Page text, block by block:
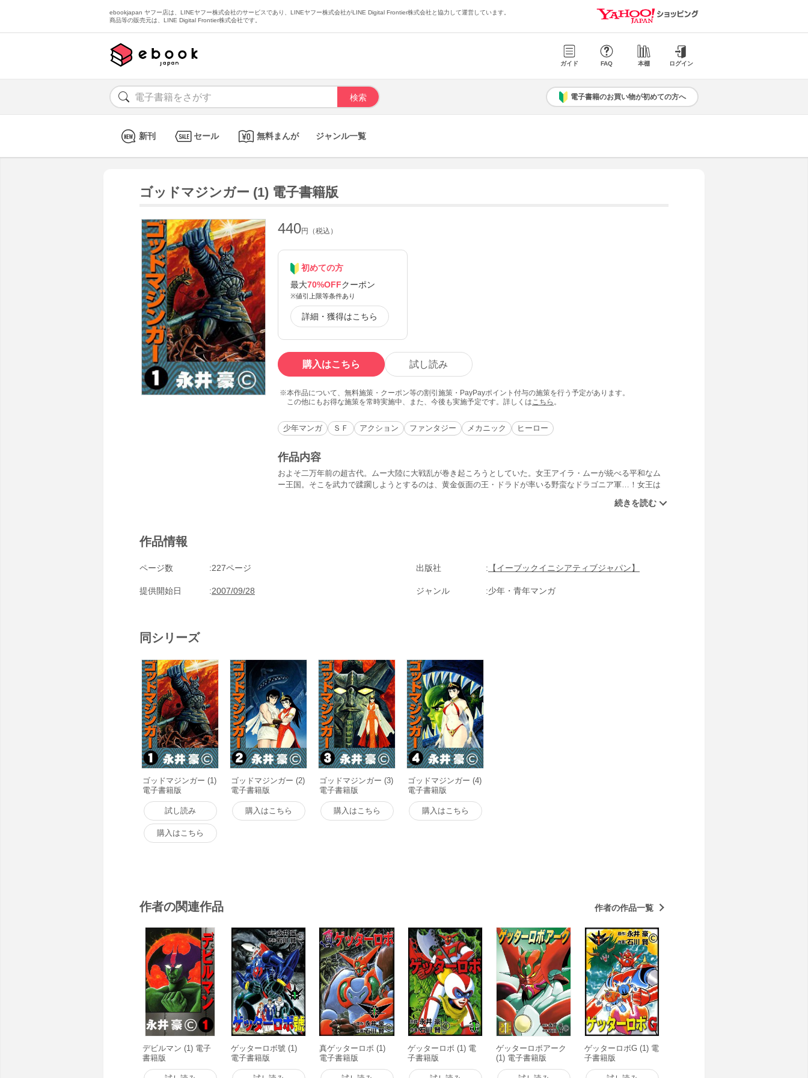
ebookjapan ヤフー店は、LINEヤフー株式会社のサービスであり、LINEヤフー株式会社がLINE Digital Frontier株式会社と協力して運営しています。
商品等の販売元は、LINE Digital Frontier株式会社です。
ガイド FAQ 本棚 ログイン
電子書籍のお買い物が初めての方へ
新刊 セール 無料まんが ジャンル一覧
ゴッドマジンガー (1) 電子書籍版
440円（税込）
初めての方
最大70%OFFクーポン
※値引上限等条件あり
詳細・獲得はこちら
購入はこちら 試し読み
本作品について、無料施策・クーポン等の割引施策・PayPayポイント付与の施策を行う予定があります。
この他にもお得な施策を常時実施中、また、今後も実施予定です。詳しくは こちら 。
少年マンガ ＳＦ アクション ファンタジー メカニック ヒーロー
作品内容
およそ二万年前の超古代。ムー大陸に大戦乱が巻き起ころうとしていた。女王アイラ・ムーが統べる平和なム
ー王国。そこを武力で蹂躙しようとするのは、黄金仮面の王・ドラドが率いる野蛮なドラゴニア軍…！女王は
作品情報
ページ数 227ページ 出版社 【イーブックイニシアティブジャパン】
提供開始日 2007/09/28 ジャンル 少年・青年マンガ
同シリーズ
ゴッドマジンガー (1)
電子書籍版
試し読み
購入はこちら
ゴッドマジンガー (2)
電子書籍版
購入はこちら
ゴッドマジンガー (3)
電子書籍版
購入はこちら
ゴッドマジンガー (4)
電子書籍版
購入はこちら
作者の関連作品 作者の作品一覧
デビルマン (1) 電子
書籍版
ゲッターロボ號 (1)
電子書籍版
真ゲッターロボ (1)
電子書籍版
ゲッターロボ (1) 電
子書籍版
ゲッターロボアーク
(1) 電子書籍版
ゲッターロボG (1) 電
子書籍版